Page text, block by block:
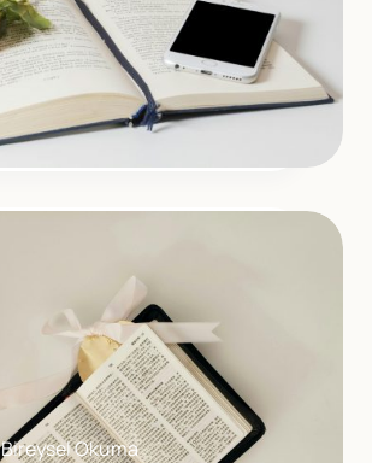
Bireysel Okuma